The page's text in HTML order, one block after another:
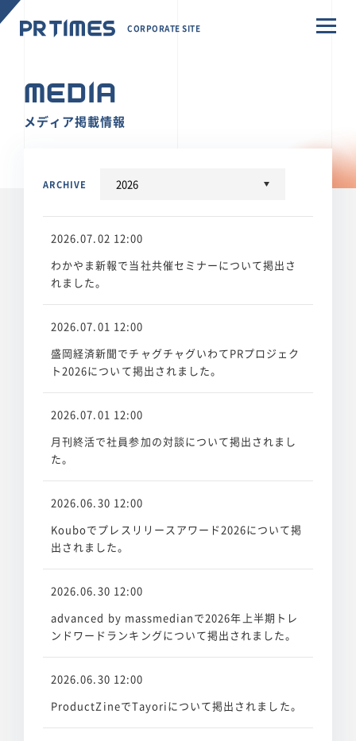
CORPORATE SITE
Media
メディア掲載情報
ARCHIVE
2026.07.02 12:00
わかやま新報で当社共催セミナーについて掲出さ
れました。
2026.07.01 12:00
盛岡経済新聞でチャグチャグいわてPRプロジェク
ト2026について掲出されました。
2026.07.01 12:00
月刊終活で社員参加の対談について掲出されまし
た。
2026.06.30 12:00
Kouboでプレスリリースアワード2026について掲
出されました。
2026.06.30 12:00
advanced by massmedianで2026年上半期トレ
ンドワードランキングについて掲出されました。
2026.06.30 12:00
ProductZineでTayoriについて掲出されました。